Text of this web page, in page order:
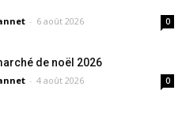
- 6 août 2026 0
de noël 2026
- 4 août 2026 0